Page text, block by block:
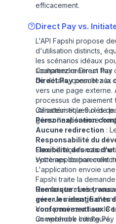
efficacement.
Direct Pay vs.
L'API Fapshi propose
d'utilisation distincts,
les scénarios idéaux
souhaitiez créer un flux
de détails, consultez la
Comprendre Direct Pay
Direct Paypermet aux
vers une page externe.
processus de paiement
utilisateur et le flux de
gérez l'expérience
Caractéristiques clés
Personnalisation
Aucune redirection :
Responsabilité du
Flexibilité des cas
systèmes de paiement
Comment ça fonctionne
Votre application
L'application envoie
Fapshi traite la
Une fois terminée,
avec un message
Vous pouvez utiliser le
un webhook configuré.
Remarque : Les
gérer les identifiants
conformément aux
Comprendre Initiate Pay